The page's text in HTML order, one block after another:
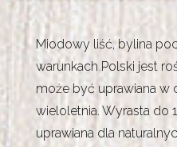
Miodowy liść, bylina
warunkach Polski jest
może być uprawiana w
wieloletnia. Wyrasta do
uprawiana dla